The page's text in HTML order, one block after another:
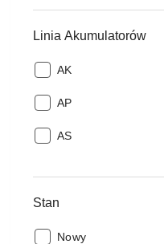
Linia Akumulatorów
Linia
AK
Linia
AP
Linia
AS
Stan
Stan:
Nowy